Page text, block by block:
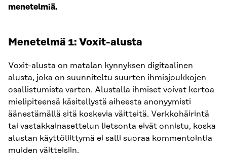
menetelmiä.
Menetelmä 1: Voxit-alusta
Voxit-alusta on matalan kynnyksen digitaalinen
alusta, joka on suunniteltu suurten ihmisjoukkojen
osallistumista varten. Alustalla ihmiset voivat kertoa
mielipiteensä käsitellystä aiheesta anonyymisti
äänestämällä sitä koskevia väitteitä. Verkkohäirintä
tai vastakkainasettelun lietsonta eivät onnistu, koska
alustan käyttöliittymä ei salli suoraa kommentointia
muiden väitteisiin.